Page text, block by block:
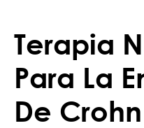
Terapia
Para La
De Crohn